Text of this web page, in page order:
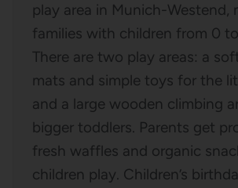
play area in Munich-Westend,
families with children from 0
There are two play areas: a
mats and simple toys for the
and a large wooden climbing
bigger toddlers. Parents get
fresh waffles and organic
children play. Children’s